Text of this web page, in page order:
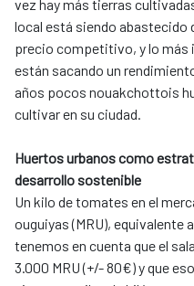
vez hay más tierras
local está siendo abastecido
precio competitivo, y lo
están sacando un
años pocos nouakchottois
cultivar en su ciudad.
Huertos urbanos como
desarrollo sostenible
Un kilo de tomates en el
ouguiyas (MRU), equivalente
tenemos en cuenta que el
3.000 MRU (+/- 80€) y que